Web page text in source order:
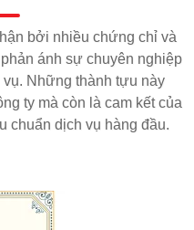
bởi nhiều chứng chỉ và
ánh sự chuyên nghiệp
Những thành tựu này
ty mà còn là cam kết của
chuẩn dịch vụ hàng đầu.